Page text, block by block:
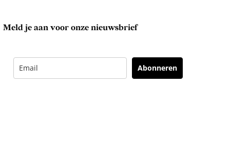
Meld je aan voor onze nieuwsbrief
Abonneren